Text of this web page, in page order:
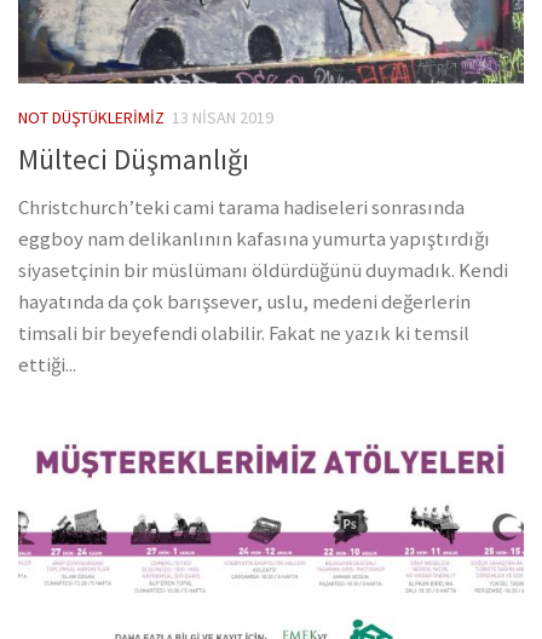
NOT DÜŞTÜKLERIMIZ 13 NISAN 2019
Mülteci Düşmanlığı
Christchurch’teki cami tarama hadiseleri sonrasında
eggboy nam delikanlının kafasına yumurta yapıştırdığı
siyasetçinin bir müslümanı öldürdüğünü duymadık. Kendi
hayatında da çok barışsever, uslu, medeni değerlerin
timsali bir beyefendi olabilir. Fakat ne yazık ki temsil
ettiği...